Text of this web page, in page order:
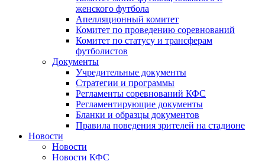
женского футбола
Апелляционный комитет
Комитет по проведению соревнований
Комитет по статусу и трансферам
футболистов
Документы
Учредительные документы
Стратегии и программы
Регламенты соревнований КФС
Регламентирующие документы
Бланки и образцы документов
Правила поведения зрителей на стадионе
Новости
Новости
Новости КФС